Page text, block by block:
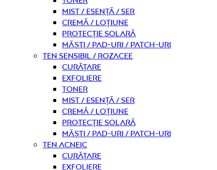
Mist / Esență / Ser
Cremă / Loțiune
Protecție solară
Măști / Pad-uri / Patch-uri
Ten sensibil / rozacee
curățare
Exfoliere
Toner
Mist / Esență / Ser
Cremă / Loțiune
Protecție solară
Măști / Pad-uri / Patch-uri
Ten acneic
curățare
Exfoliere